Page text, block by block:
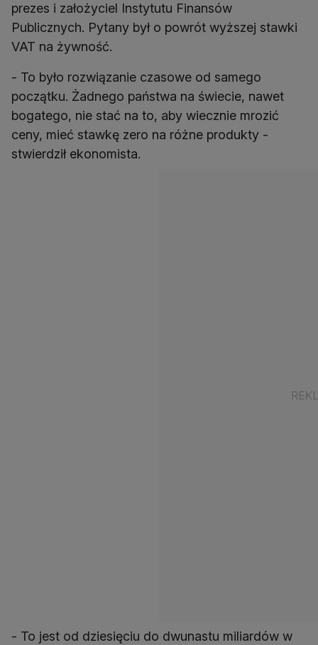
prezes i założyciel Instytutu Finansów
Publicznych. Pytany był o powrót wyższej stawki
VAT na żywność.
- To było rozwiązanie czasowe od samego
początku. Żadnego państwa na świecie, nawet
bogatego, nie stać na to, aby wiecznie mrozić
ceny, mieć stawkę zero na różne produkty -
stwierdził ekonomista.
- To jest od dziesięciu do dwunastu miliardów w